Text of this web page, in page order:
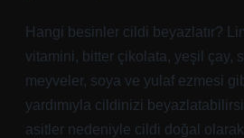
Hangi besinler cildi beyazlatır?
vitamini, bitter çikolata, yeşil çay,
meyveler, soya ve yulaf ezmesi
yardımıyla cildinizi
asitler nedeniyle cildi doğal